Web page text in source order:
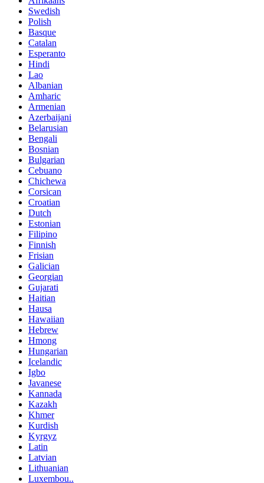
Swedish
Polish
Basque
Catalan
Esperanto
Hindi
Lao
Albanian
Amharic
Armenian
Azerbaijani
Belarusian
Bengali
Bosnian
Bulgarian
Cebuano
Chichewa
Corsican
Croatian
Dutch
Estonian
Filipino
Finnish
Frisian
Galician
Georgian
Gujarati
Haitian
Hausa
Hawaiian
Hebrew
Hmong
Hungarian
Icelandic
Igbo
Javanese
Kannada
Kazakh
Khmer
Kurdish
Kyrgyz
Latin
Latvian
Lithuanian
Luxembou..